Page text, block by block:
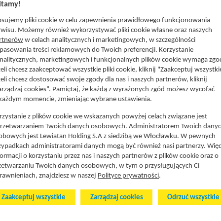
Lublin (Stowarzyszenie Razem)
Małopolska
Mazowsze
Opole
Orbita
Podkarpacie
Lewiatan Podlasie
Lewiatan Północ
Lewiatan Śląsk
Lewiatan Wielkopolska
Lewiatan Zachód
Lewiatan Żory
pliki cookie w celu zapewnienia prawidłowego funkcjonowania
Możemy również wykorzystywać pliki cookie własne oraz naszych
w celach analitycznych i marketingowych, w szczególności
treści reklamowych do Twoich preferencji. Korzystanie
marketingowych i funkcjonalnych plików cookie wymaga
chcesz zaakceptować wszystkie pliki cookie, kliknij "Zaakceptuj
chcesz dostosować swoje zgody dla nas i naszych partnerów, kliknij
cookies”. Pamiętaj, że każdą z wyrażonych zgód możesz wycofać
momencie, zmieniając wybrane ustawienia.
z plików cookie we wskazanych powyżej celach związane jest
Twoich danych osobowych. Administratorem Twoich
jest Lewiatan Holding S.A z siedzibą we Włocławku. W pewnych
administratorami danych mogą być również nasi partnerzy.
o korzystaniu przez nas i naszych partnerów z plików cookie oraz o
Twoich danych osobowych, w tym o przysługujących Ci
znajdziesz w naszej Polityce prywatności.
Zaakceptuj wszystkie Zarządzaj cookies Odrzuć wszystkie